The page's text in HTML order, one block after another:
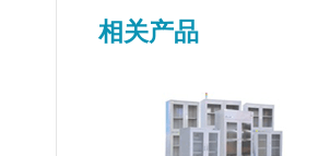
相关产品